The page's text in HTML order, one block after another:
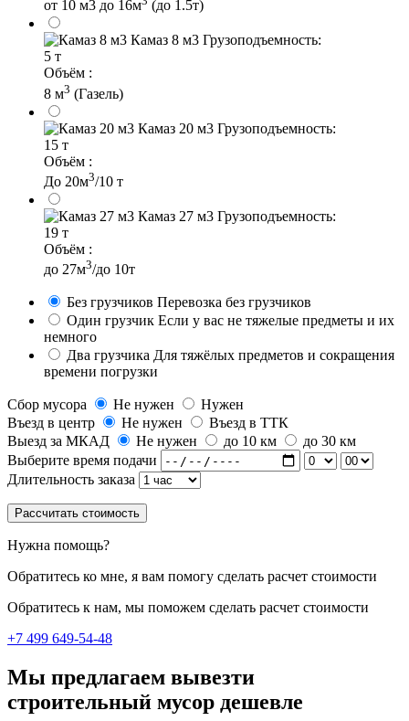
от 10 м3 до 16м (до 1.5т)
Камаз 8 м3 Грузоподъемность:
5 т
Объём :
8 м3 (Газель)
Камаз 20 м3 Грузоподъемность:
15 т
Объём :
До 20м3/10 т
Камаз 27 м3 Грузоподъемность:
19 т
Объём :
до 27м3/до 10т
Без грузчиков Перевозка без грузчиков
Один грузчик Если у вас не тяжелые предметы и их
немного
Два грузчика Для тяжёлых предметов и сокращения
времени погрузки
Сбор мусора Не нужен
Нужен
Въезд в центр
Не нужен
Въезд в ТТК
Выезд за МКАД
Не нужен до 10 км
до 30 км
Выберите время подачи
Длительность заказа
Рассчитать стоимость
Нужна помощь?
Обратитесь ко мне, я вам помогу сделать расчет стоимости
Обратитесь к нам, мы поможем сделать расчет стоимости
+7 499 649-54-48
Мы предлагаем вывезти
строительный мусор дешевле